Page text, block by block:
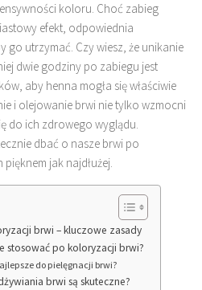
koloru. Choć zabieg
efekt, odpowiednia
go utrzymać. Czy wiesz, że unikanie
dwie godziny po zabiegu jest
aby henna mogła się właściwie
i olejowanie brwi nie tylko wzmocni
do ich zdrowego wyglądu.
dbać o nasze brwi po
jak najdłużej.
brwi – kluczowe zasady
stosować po koloryzacji brwi?
do pielęgnacji brwi?
brwi są skuteczne?